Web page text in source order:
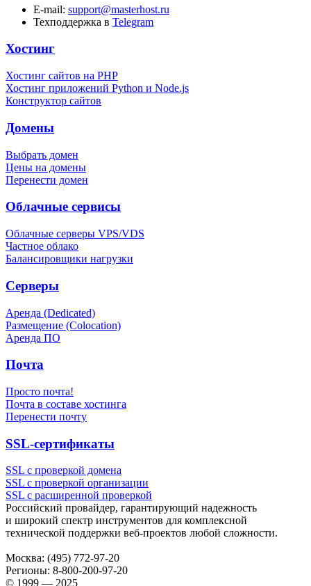
E-mail: support@masterhost.ru
Техподдержка в Telegram
Хостинг
Хостинг сайтов на PHP
Хостинг приложений Python и Node.js
Конструктор сайтов
Домены
Выбрать домен
Цены на домены
Перенести домен
Облачные сервисы
Облачные серверы VPS/VDS
Частное облако
Балансировщики нагрузки
Серверы
Аренда (Dedicated)
Размещение (Colocation)
Аренда ПО
Почта
Просто почта!
Почта в составе хостинга
Перенести почту
SSL-сертификаты
SSL с проверкой домена
SSL с проверкой организации
SSL с расширенной проверкой
Российский провайдер, гарантирующий надежность
и широкий спектр инструментов для комплексной
технической поддержки веб-проектов любой сложности.
Москва: (495) 772-97-20
Регионы: 8-800-200-97-20
© 1999 — 2025